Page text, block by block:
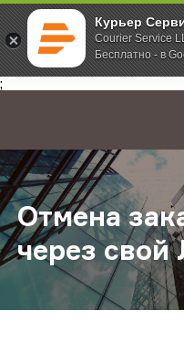
Курьер
Courier Service
Бесплатно - в
;
Главная О компании
Отмена
через свой